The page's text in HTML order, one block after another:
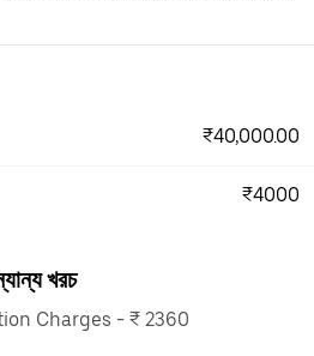
₹40,000.00
₹4000
খরচ
Charges - ₹ 2360